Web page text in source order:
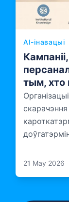
AI-інавацыі
тым, хто
трымае
тое, як
21 May 2026